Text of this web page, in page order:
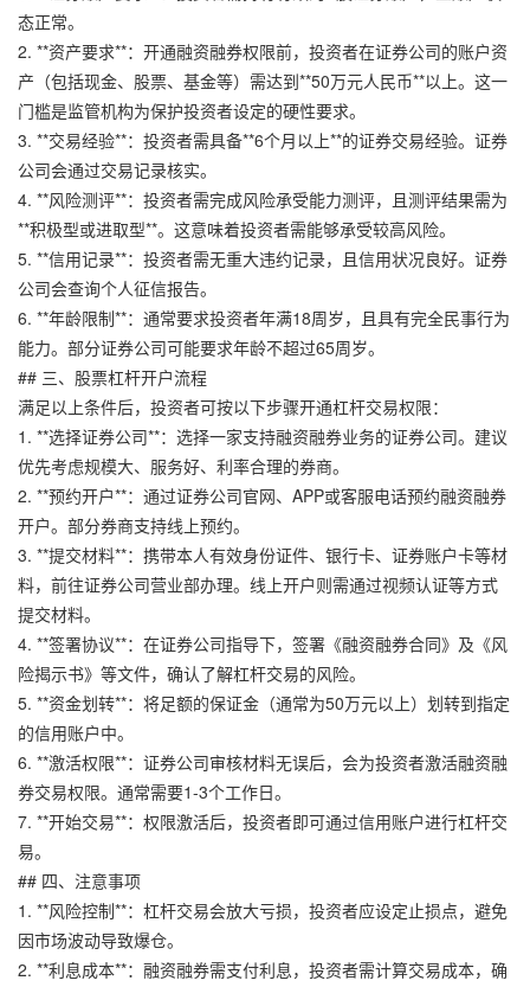
态正常。
2. **资产要求**：开通融资融券权限前，投资者在证券公司的账户资
产（包括现金、股票、基金等）需达到**50万元人民币**以上。这一
门槛是监管机构为保护投资者设定的硬性要求。
3. **交易经验**：投资者需具备**6个月以上**的证券交易经验。证券
公司会通过交易记录核实。
4. **风险测评**：投资者需完成风险承受能力测评，且测评结果需为
**积极型或进取型**。这意味着投资者需能够承受较高风险。
5. **信用记录**：投资者需无重大违约记录，且信用状况良好。证券
公司会查询个人征信报告。
6. **年龄限制**：通常要求投资者年满18周岁，且具有完全民事行为
能力。部分证券公司可能要求年龄不超过65周岁。
## 三、股票杠杆开户流程
满足以上条件后，投资者可按以下步骤开通杠杆交易权限：
1. **选择证券公司**：选择一家支持融资融券业务的证券公司。建议
优先考虑规模大、服务好、利率合理的券商。
2. **预约开户**：通过证券公司官网、APP或客服电话预约融资融券
开户。部分券商支持线上预约。
3. **提交材料**：携带本人有效身份证件、银行卡、证券账户卡等材
料，前往证券公司营业部办理。线上开户则需通过视频认证等方式
提交材料。
4. **签署协议**：在证券公司指导下，签署《融资融券合同》及《风
险揭示书》等文件，确认了解杠杆交易的风险。
5. **资金划转**：将足额的保证金（通常为50万元以上）划转到指定
的信用账户中。
6. **激活权限**：证券公司审核材料无误后，会为投资者激活融资融
券交易权限。通常需要1-3个工作日。
7. **开始交易**：权限激活后，投资者即可通过信用账户进行杠杆交
易。
## 四、注意事项
1. **风险控制**：杠杆交易会放大亏损，投资者应设定止损点，避免
因市场波动导致爆仓。
2. **利息成本**：融资融券需支付利息，投资者需计算交易成本，确